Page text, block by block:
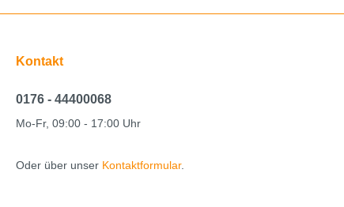
Kontakt
0176 - 44400068
Mo-Fr, 09:00 - 17:00 Uhr
Oder über unser Kontaktformular.